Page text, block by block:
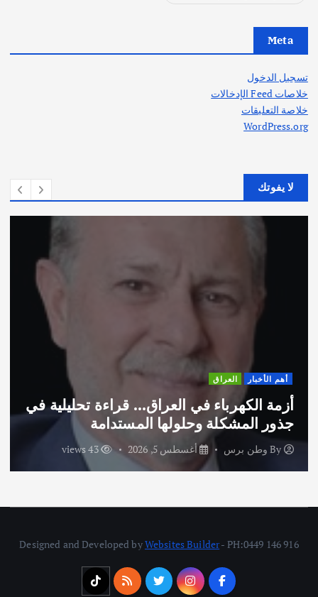
Meta
تسجيل الدخول
خلاصات Feed الإدخالات
خلاصة التعليقات
WordPress.org
لا يفوتك
أهم الأخبار ثقافة وفنون
اختتام ورشة السينوغرافيا في مدينة كلباء
الاماراتية
By وطن برس أغسطس 3, 2026 54 views
Designed and Developed byWebsites Builder- PH:0449 146 916